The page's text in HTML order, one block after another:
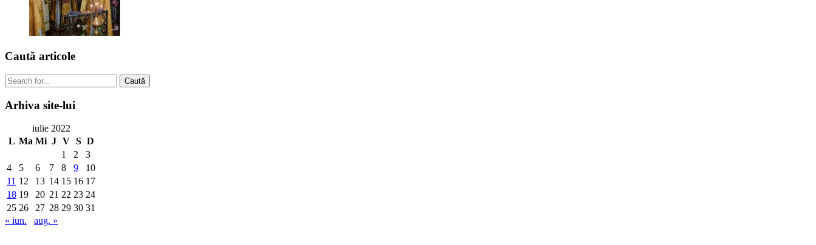
Caută articole
Caută
Arhiva site-lui
iulie 2022
L Ma Mi J V S D
1
2
3
4
5 6 7 8 9
10
11 12 13 14 15 16 17
18 19 20 21 22 23 24
25 26 27 28 29 30 31
« iun.
aug. »